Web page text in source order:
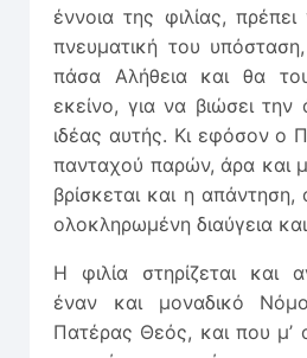
έννοια της φιλίας,
πνευματική του
πάσα Αλήθεια και θα
εκείνο, για να βιώσει την
ιδέας αυτής. Κι εφόσον ο
πανταχού παρών, άρα και
βρίσκεται και η
ολοκληρωμένη διαύγεια
Η φιλία στηρίζεται και
έναν και μοναδικό
Πατέρας Θεός, και που μ’